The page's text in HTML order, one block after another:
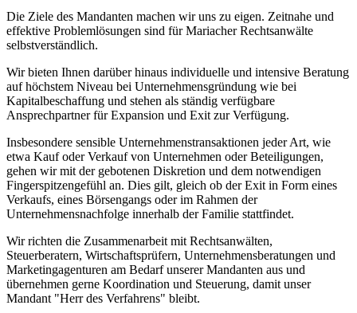
Die Ziele des Mandanten machen wir uns zu eigen. Zeitnahe und
effektive Problemlösungen sind für Mariacher Rechtsanwälte
selbstverständlich.
Wir bieten Ihnen darüber hinaus individuelle und intensive Beratung
auf höchstem Niveau bei Unternehmensgründung wie bei
Kapitalbeschaffung und stehen als ständig verfügbare
Ansprechpartner für Expansion und Exit zur Verfügung.
Insbesondere sensible Unternehmenstransaktionen jeder Art, wie
etwa Kauf oder Verkauf von Unternehmen oder Beteiligungen,
gehen wir mit der gebotenen Diskretion und dem notwendigen
Fingerspitzengefühl an. Dies gilt, gleich ob der Exit in Form eines
Verkaufs, eines Börsengangs oder im Rahmen der
Unternehmensnachfolge innerhalb der Familie stattfindet.
Wir richten die Zusammenarbeit mit Rechtsanwälten,
Steuerberatern, Wirtschaftsprüfern, Unternehmensberatungen und
Marketingagenturen am Bedarf unserer Mandanten aus und
übernehmen gerne Koordination und Steuerung, damit unser
Mandant "Herr des Verfahrens" bleibt.